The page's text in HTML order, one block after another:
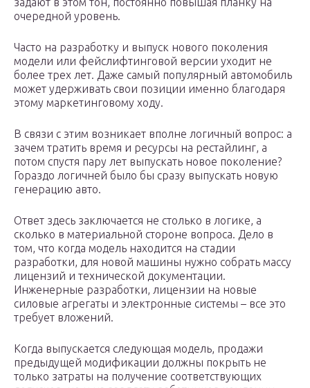
очередной уровень.
Часто на разработку и выпуск нового поколения
модели или фейслифтинговой версии уходит не
более трех лет. Даже самый популярный автомобиль
может удерживать свои позиции именно благодаря
этому маркетинговому ходу.
В связи с этим возникает вполне логичный вопрос: а
зачем тратить время и ресурсы на рестайлинг, а
потом спустя пару лет выпускать новое поколение?
Гораздо логичней было бы сразу выпускать новую
генерацию авто.
Ответ здесь заключается не столько в логике, а
сколько в материальной стороне вопроса. Дело в
том, что когда модель находится на стадии
разработки, для новой машины нужно собрать массу
лицензий и технической документации.
Инженерные разработки, лицензии на новые
силовые агрегаты и электронные системы – все это
требует вложений.
Когда выпускается следующая модель, продажи
предыдущей модификации должны покрыть не
только затраты на получение соответствующих